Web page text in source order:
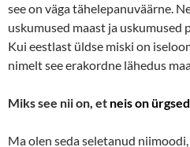
see on väga tähelepanuväärne.
uskumused maast ja uskumused
Kui eestlast üldse miski on
nimelt see erakordne lähedus
Miks see nii on, et neis on
Ma olen seda seletanud